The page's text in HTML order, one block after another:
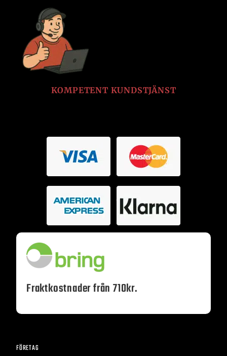
KOMPETENT KUNDSTJÄNST
Fraktkostnader från 710kr.
FÖRETAG